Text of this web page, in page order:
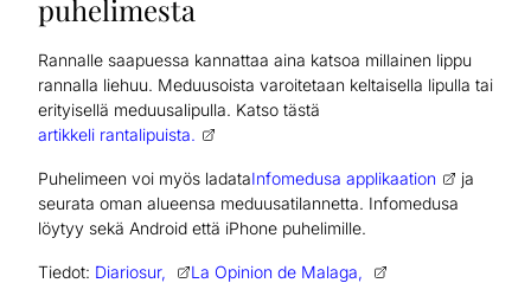
puhelimesta
Rannalle saapuessa kannattaa aina katsoa millainen lippu
rannalla liehuu. Meduusoista varoitetaan keltaisella lipulla tai
erityisellä meduusalipulla. Katso tästä
artikkeli rantalipuista.
Puhelimeen voi myös ladataInfomedusa applikaation
ja
seurata oman alueensa meduusatilannetta. Infomedusa
löytyy sekä Android että iPhone puhelimille.
Tiedot: Diariosur,
La Opinion de Malaga,